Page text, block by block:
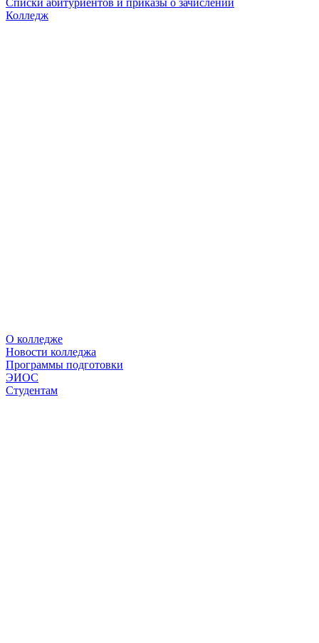
Списки абитуриентов и приказы о зачислении
Колледж
О колледже
Новости колледжа
Программы подготовки
ЭИОС
Студентам